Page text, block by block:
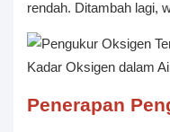
rendah. Ditambah lagi,
Penerapan